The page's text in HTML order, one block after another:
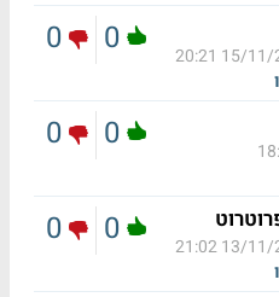
15/11/
0
0
0
0
13/11/
0
0